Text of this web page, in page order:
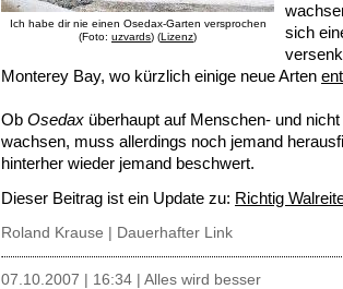
Ich habe dir nie einen Osedax-Garten versprochen
(Foto: uzvards) (Lizenz)
sich
Monterey Bay, wo kürzlich einige neue Arten
Ob Osedax überhaupt auf Menschen- und
wachsen, muss allerdings noch jemand
hinterher wieder jemand beschwert.
Dieser Beitrag ist ein Update zu: Richtig
Roland Krause | Dauerhafter Link
07.10.2007 | 16:34 | Alles wird besser